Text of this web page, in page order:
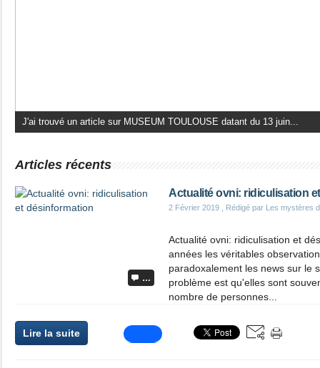
J'ai trouvé un article sur MUSEUM TOULOUSE datant du 13 juin...
Articles récents
…
Actualité ovni: ridiculisation
2 Février 2019 , Rédigé par Les mystères
Actualité ovni: ridiculisation et
années les véritables
paradoxalement les news sur le
problème est qu'elles sont
nombre de personnes...
Lire la suite